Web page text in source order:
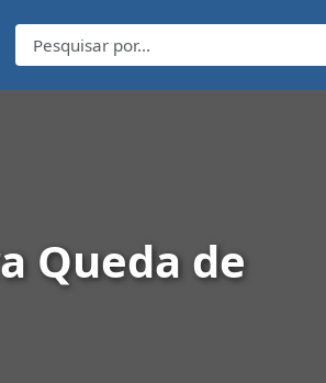
Queda de